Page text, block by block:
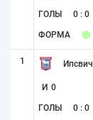
ГОЛЫ 0 : 0
ФОРМА
1 Ипсвич
И 0
ГОЛЫ 0 : 0